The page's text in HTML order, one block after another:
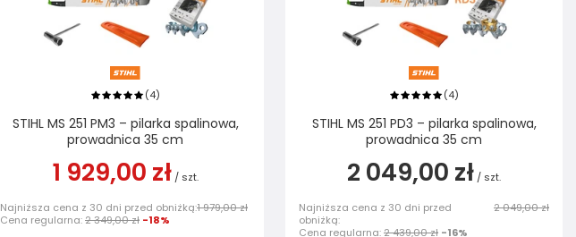
(4)
STIHL MS 251 PM3 – pilarka spalinowa,
prowadnica 35 cm
1 929,00 zł / szt.
Najniższa cena z 30 dni przed obniżką:1 979,00 zł
Cena regularna:2 349,00 zł -18%
(4)
STIHL MS 251 PD3 – pilarka spalinowa,
prowadnica 35 cm
2 049,00 zł / szt.
Najniższa cena z 30 dni przed
obniżką:
2 049,00 zł
Cena regularna:2 439,00 zł -16%